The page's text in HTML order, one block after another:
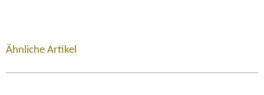
Ähnliche Artikel